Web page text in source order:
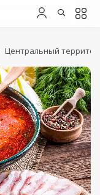
Центральный